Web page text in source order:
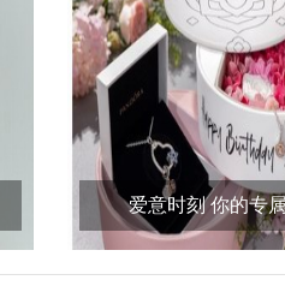
爱意时刻 你的专
pandora潘多拉